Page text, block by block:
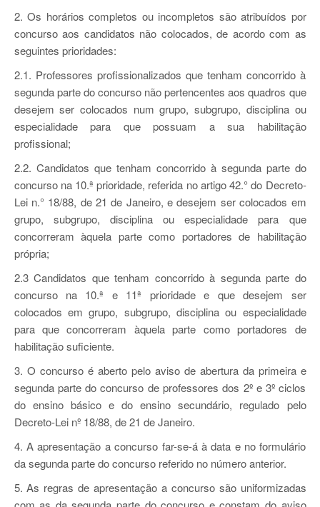
2. Os horários completos ou incompletos são atribuídos por
concurso aos candidatos não colocados, de acordo com as
seguintes prioridades:
2.1. Professores profissionalizados que tenham concorrido à
segunda parte do concurso não pertencentes aos quadros que
desejem ser colocados num grupo, subgrupo, disciplina ou
especialidade para que possuam a sua habilitação
profissional;
2.2. Candidatos que tenham concorrido à segunda parte do
concurso na 10.ª prioridade, referida no artigo 42.° do Decreto-
Lei n.° 18/88, de 21 de Janeiro, e desejem ser colocados em
grupo, subgrupo, disciplina ou especialidade para que
concorreram àquela parte como portadores de habilitação
própria;
2.3 Candidatos que tenham concorrido à segunda parte do
concurso na 10.ª e 11ª prioridade e que desejem ser
colocados em grupo, subgrupo, disciplina ou especialidade
para que concorreram àquela parte como portadores de
habilitação suficiente.
3. O concurso é aberto pelo aviso de abertura da primeira e
segunda parte do concurso de professores dos 2º e 3º ciclos
do ensino básico e do ensino secundário, regulado pelo
Decreto-Lei nº 18/88, de 21 de Janeiro.
4. A apresentação a concurso far-se-á à data e no formulário
da segunda parte do concurso referido no número anterior.
5. As regras de apresentação a concurso são uniformizadas